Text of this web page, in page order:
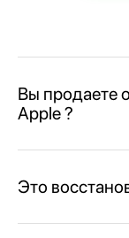
Вы продаете
Apple ?
Это